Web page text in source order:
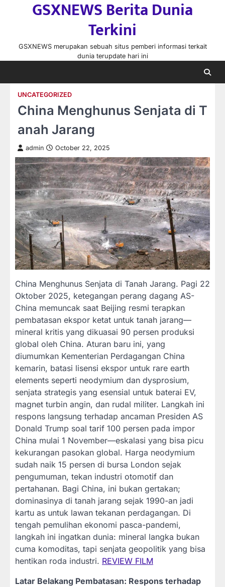
GSXNEWS Berita Dunia
Terkini
GSXNEWS merupakan sebuah situs pemberi informasi terkait
dunia terupdate hari ini
UNCATEGORIZED
China Menghunus Senjata di T
anah Jarang
admin October 22, 2025
China Menghunus Senjata di Tanah Jarang. Pagi 22
Oktober 2025, ketegangan perang dagang AS-
China memuncak saat Beijing resmi terapkan
pembatasan ekspor ketat untuk tanah jarang—
mineral kritis yang dikuasai 90 persen produksi
global oleh China. Aturan baru ini, yang
diumumkan Kementerian Perdagangan China
kemarin, batasi lisensi ekspor untuk rare earth
elements seperti neodymium dan dysprosium,
senjata strategis yang esensial untuk baterai EV,
magnet turbin angin, dan rudal militer. Langkah ini
respons langsung terhadap ancaman Presiden AS
Donald Trump soal tarif 100 persen pada impor
China mulai 1 November—eskalasi yang bisa picu
kekurangan pasokan global. Harga neodymium
sudah naik 15 persen di bursa London sejak
pengumuman, tekan industri otomotif dan
pertahanan. Bagi China, ini bukan gertakan;
dominasinya di tanah jarang sejak 1990-an jadi
kartu as untuk lawan tekanan perdagangan. Di
tengah pemulihan ekonomi pasca-pandemi,
langkah ini ingatkan dunia: mineral langka bukan
cuma komoditas, tapi senjata geopolitik yang bisa
hentikan roda industri. REVIEW FILM
Latar Belakang Pembatasan: Respons terhadap